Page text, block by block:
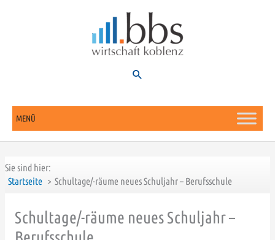
MENÜ
Suchen
Sie sind hier:
Startseite
Schultage/-räume neues Schuljahr – Berufsschule
Schultage/-räume neues Schuljahr –